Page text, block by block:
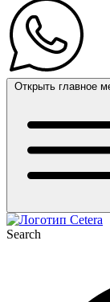
Открыть главное
Search